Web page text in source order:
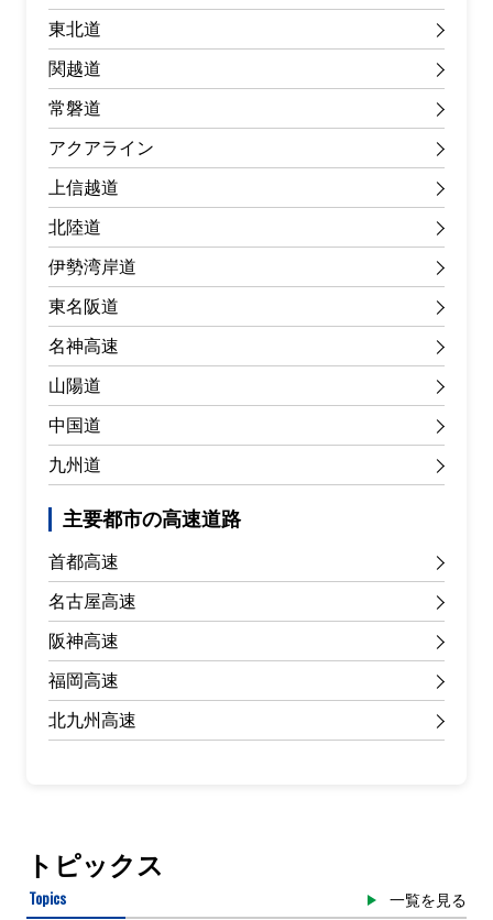
東北道
関越道
常磐道
アクアライン
上信越道
北陸道
伊勢湾岸道
東名阪道
名神高速
山陽道
中国道
九州道
主要都市の高速道路
首都高速
名古屋高速
阪神高速
福岡高速
北九州高速
トピックス
Topics 一覧を見る